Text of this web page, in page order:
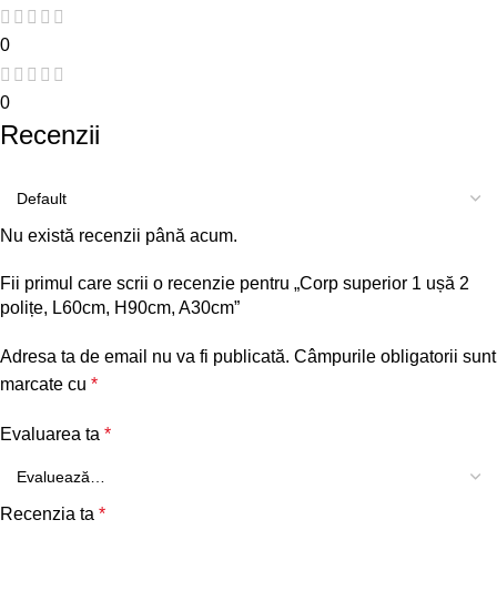
0
0
Recenzii
Nu există recenzii până acum.
Fii primul care scrii o recenzie pentru „Corp superior 1 ușă 2
polițe, L60cm, H90cm, A30cm”
Adresa ta de email nu va fi publicată. Câmpurile obligatorii sunt
marcate cu *
Evaluarea ta *
Recenzia ta *